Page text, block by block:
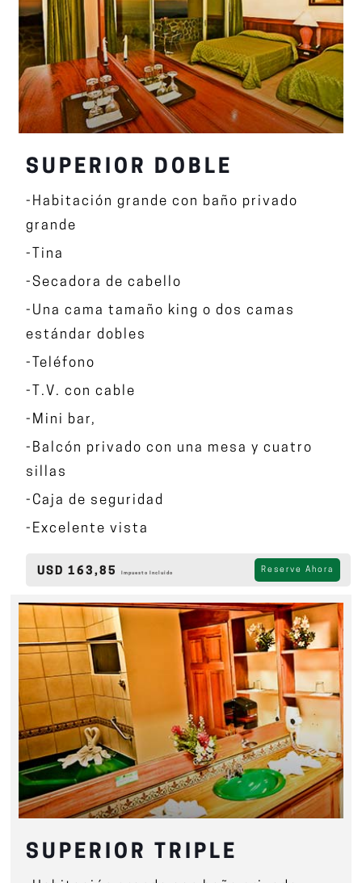
SUPERIOR DOBLE
-Habitación grande con baño privado
grande
-Tina
-Secadora de cabello
-Una cama tamaño king o dos camas
estándar dobles
-Teléfono
-T.V. con cable
-Mini bar,
-Balcón privado con una mesa y cuatro
sillas
-Caja de seguridad
-Excelente vista
USD 163,85 Impuesto Incluido Reserve Ahora
SUPERIOR TRIPLE